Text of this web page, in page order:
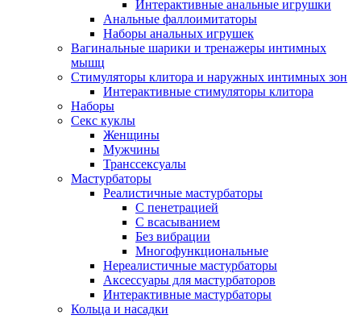
Интерактивные анальные игрушки
Анальные фаллоимитаторы
Наборы анальных игрушек
Вагинальные шарики и тренажеры интимных
мышц
Стимуляторы клитора и наружных интимных зон
Интерактивные стимуляторы клитора
Наборы
Секс куклы
Женщины
Мужчины
Транссексуалы
Мастурбаторы
Реалистичные мастурбаторы
С пенетрацией
С всасыванием
Без вибрации
Многофункциональные
Нереалистичные мастурбаторы
Аксессуары для мастурбаторов
Интерактивные мастурбаторы
Кольца и насадки